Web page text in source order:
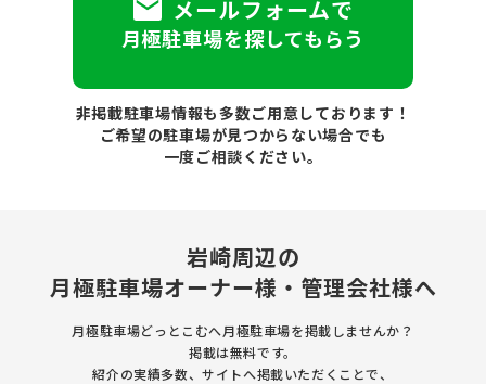
メールフォームで
月極駐車場を探してもらう
非掲載駐車場情報も多数ご用意しております！
ご希望の駐車場が見つからない場合でも
一度ご相談ください。
岩崎周辺の
月極駐車場オーナー様・管理会社様へ
月極駐車場どっとこむへ月極駐車場を掲載しませんか？
掲載は無料です。
紹介の実績多数、サイトへ掲載いただくことで、